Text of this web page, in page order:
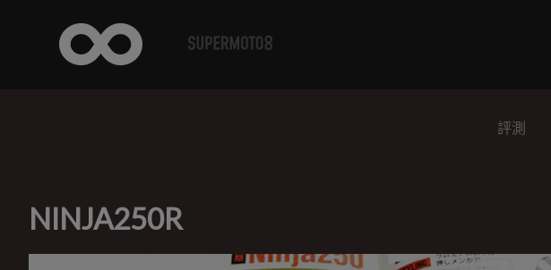
評測
NINJA250R